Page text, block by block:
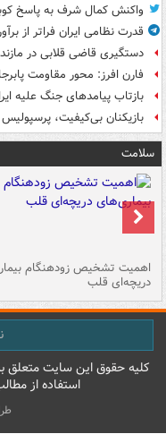
واکنش کمال شرف به پاسخ
قدرت نظامی ایران فراتر از
دستگیری قاضی قلابی در
فارن افرز: محور مقاومت
بازتاب پیامدهای جنگ علیه
بازیکنان بی‌کیفیت، پرسپولیس
سلامت
اهمیت تشخیص زودهنگام
دریچه‌ای قلب
کليه حقوق اين سايت متعلق
استفاده از